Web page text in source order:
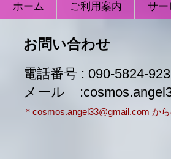
ホーム ご利用案内 サー
お問い合わせ
電話番号 : 090-5824-
メール
＊ cosmos.angel33@gmail.com か